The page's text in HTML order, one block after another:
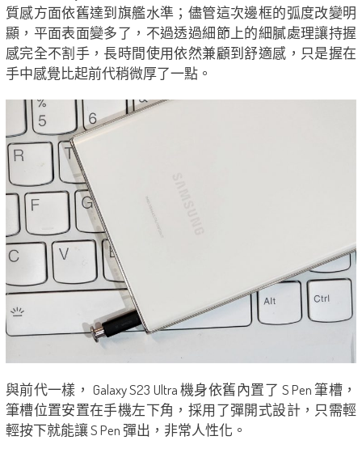
質感方面依舊達到旗艦水準；儘管這次邊框的弧度改變明
顯，平面表面變多了，不過透過細節上的細膩處理讓持握
感完全不割手，長時間使用依然兼顧到舒適感，只是握在
手中感覺比起前代稍微厚了一點。
與前代一樣， Galaxy S23 Ultra 機身依舊內置了 S Pen 筆槽，
筆槽位置安置在手機左下角，採用了彈開式設計，只需輕
輕按下就能讓 S Pen 彈出，非常人性化。